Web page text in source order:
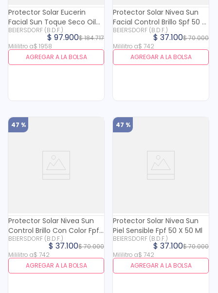
Protector Solar Eucerin
Facial Sun Toque Seco Oil
Control Fps 50+ X 50 Ml
BEIERSDORF (B.D.F.)
$184.717
$ 97.900
Mililitro a$ 1958
AGREGAR A LA BOLSA
Protector Solar Nivea Sun
Facial Control Brillo Spf 50 X
50 Ml
BEIERSDORF (B.D.F.)
$70.000
$ 37.100
Mililitro a$ 742
AGREGAR A LA BOLSA
47 %
Protector Solar Nivea Sun
Control Brillo Con Color Fpf
50 X 50 Ml BEIERSDORF (B.D.F.)
$70.000
$ 37.100
Mililitro a$ 742
AGREGAR A LA BOLSA
47 %
Protector Solar Nivea Sun
Piel Sensible Fpf 50 X 50 Ml
BEIERSDORF (B.D.F.)
$70.000
$ 37.100
Mililitro a$ 742
AGREGAR A LA BOLSA